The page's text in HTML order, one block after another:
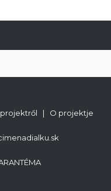
projektről | O projektje